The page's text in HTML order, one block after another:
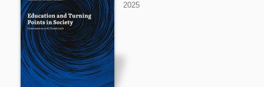
2025